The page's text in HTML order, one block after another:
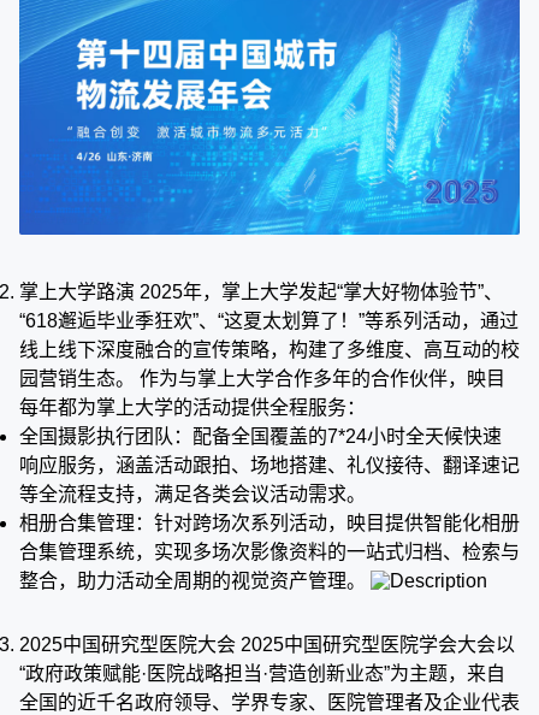
掌上大学路演 2025年，掌上大学发起“掌大好物体验节”、
“618邂逅毕业季狂欢”、“这夏太划算了！”等系列活动，通过
线上线下深度融合的宣传策略，构建了多维度、高互动的校
园营销生态。 作为与掌上大学合作多年的合作伙伴，映目
每年都为掌上大学的活动提供全程服务：
全国摄影执行团队：配备全国覆盖的7*24小时全天候快速
响应服务，涵盖活动跟拍、场地搭建、礼仪接待、翻译速记
等全流程支持，满足各类会议活动需求。
相册合集管理：针对跨场次系列活动，映目提供智能化相册
合集管理系统，实现多场次影像资料的一站式归档、检索与
整合，助力活动全周期的视觉资产管理。
2025中国研究型医院大会 2025中国研究型医院学会大会以
“政府政策赋能·医院战略担当·营造创新业态”为主题，来自
全国的近千名政府领导、学界专家、医院管理者及企业代表